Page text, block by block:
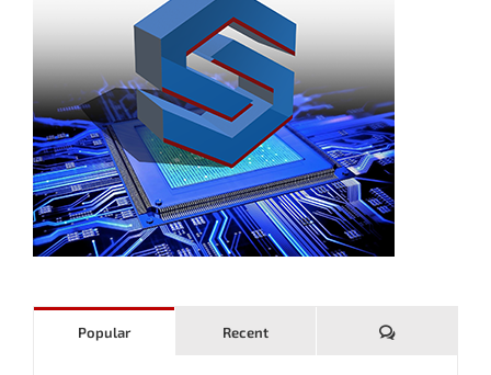
Popular Recent Komentari